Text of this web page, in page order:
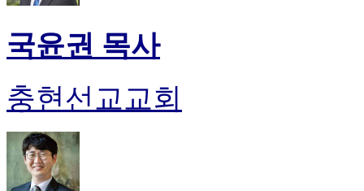
국윤권 목사
충현선교교회